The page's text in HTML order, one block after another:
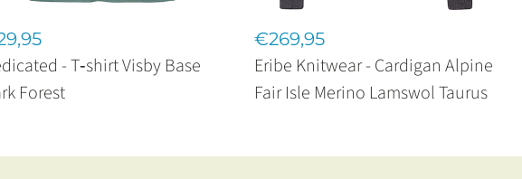
- T‑shirt Visby Base
Forest
€269,95
Eribe Knitwear - Cardigan Alpine
Fair Isle Merino Lamswol Taurus